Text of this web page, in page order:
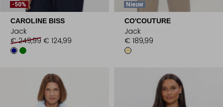
-50%
CAROLINE BISS
Jack
€ 249,99 € 124,99
Nieuw
CO'COUTURE
Jack
€ 189,99